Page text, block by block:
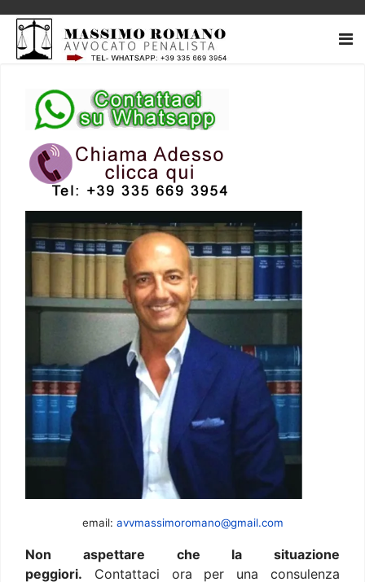
email: avvmassimoromano@gmail.com
Non aspettare che la situazione
peggiori. Contattaci ora per una consulenza